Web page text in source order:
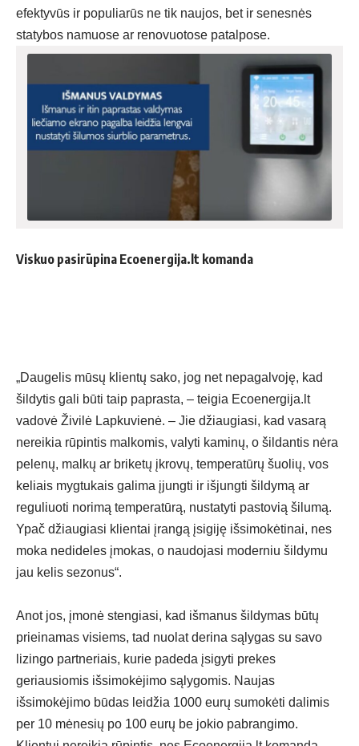
efektyvūs ir populiarūs ne tik naujos, bet ir senesnės
statybos namuose ar renovuotose patalpose.
Viskuo pasirūpina Ecoenergija.lt komanda
„Daugelis mūsų klientų sako, jog net nepagalvoję, kad
šildytis gali būti taip paprasta, – teigia Ecoenergija.lt
vadovė Živilė Lapkuvienė. – Jie džiaugiasi, kad vasarą
nereikia rūpintis malkomis, valyti kaminų, o šildantis nėra
pelenų, malkų ar briketų įkrovų, temperatūrų šuolių, vos
keliais mygtukais galima įjungti ir išjungti šildymą ar
reguliuoti norimą temperatūrą, nustatyti pastovią šilumą.
Ypač džiaugiasi klientai įrangą įsigiję išsimokėtinai, nes
moka nedideles įmokas, o naudojasi moderniu šildymu
jau kelis sezonus“.
Anot jos, įmonė stengiasi, kad išmanus šildymas būtų
prieinamas visiems, tad nuolat derina sąlygas su savo
lizingo partneriais, kurie padeda įsigyti prekes
geriausiomis išsimokėjimo sąlygomis. Naujas
išsimokėjimo būdas leidžia 1000 eurų sumokėti dalimis
per 10 mėnesių po 100 eurų be jokio pabrangimo.